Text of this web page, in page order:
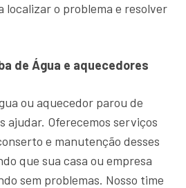
localizar o problema e resolver
de Água e aquecedores
ou aquecedor parou de
ajudar. Oferecemos serviços
e manutenção desses
que sua casa ou empresa
sem problemas. Nosso time